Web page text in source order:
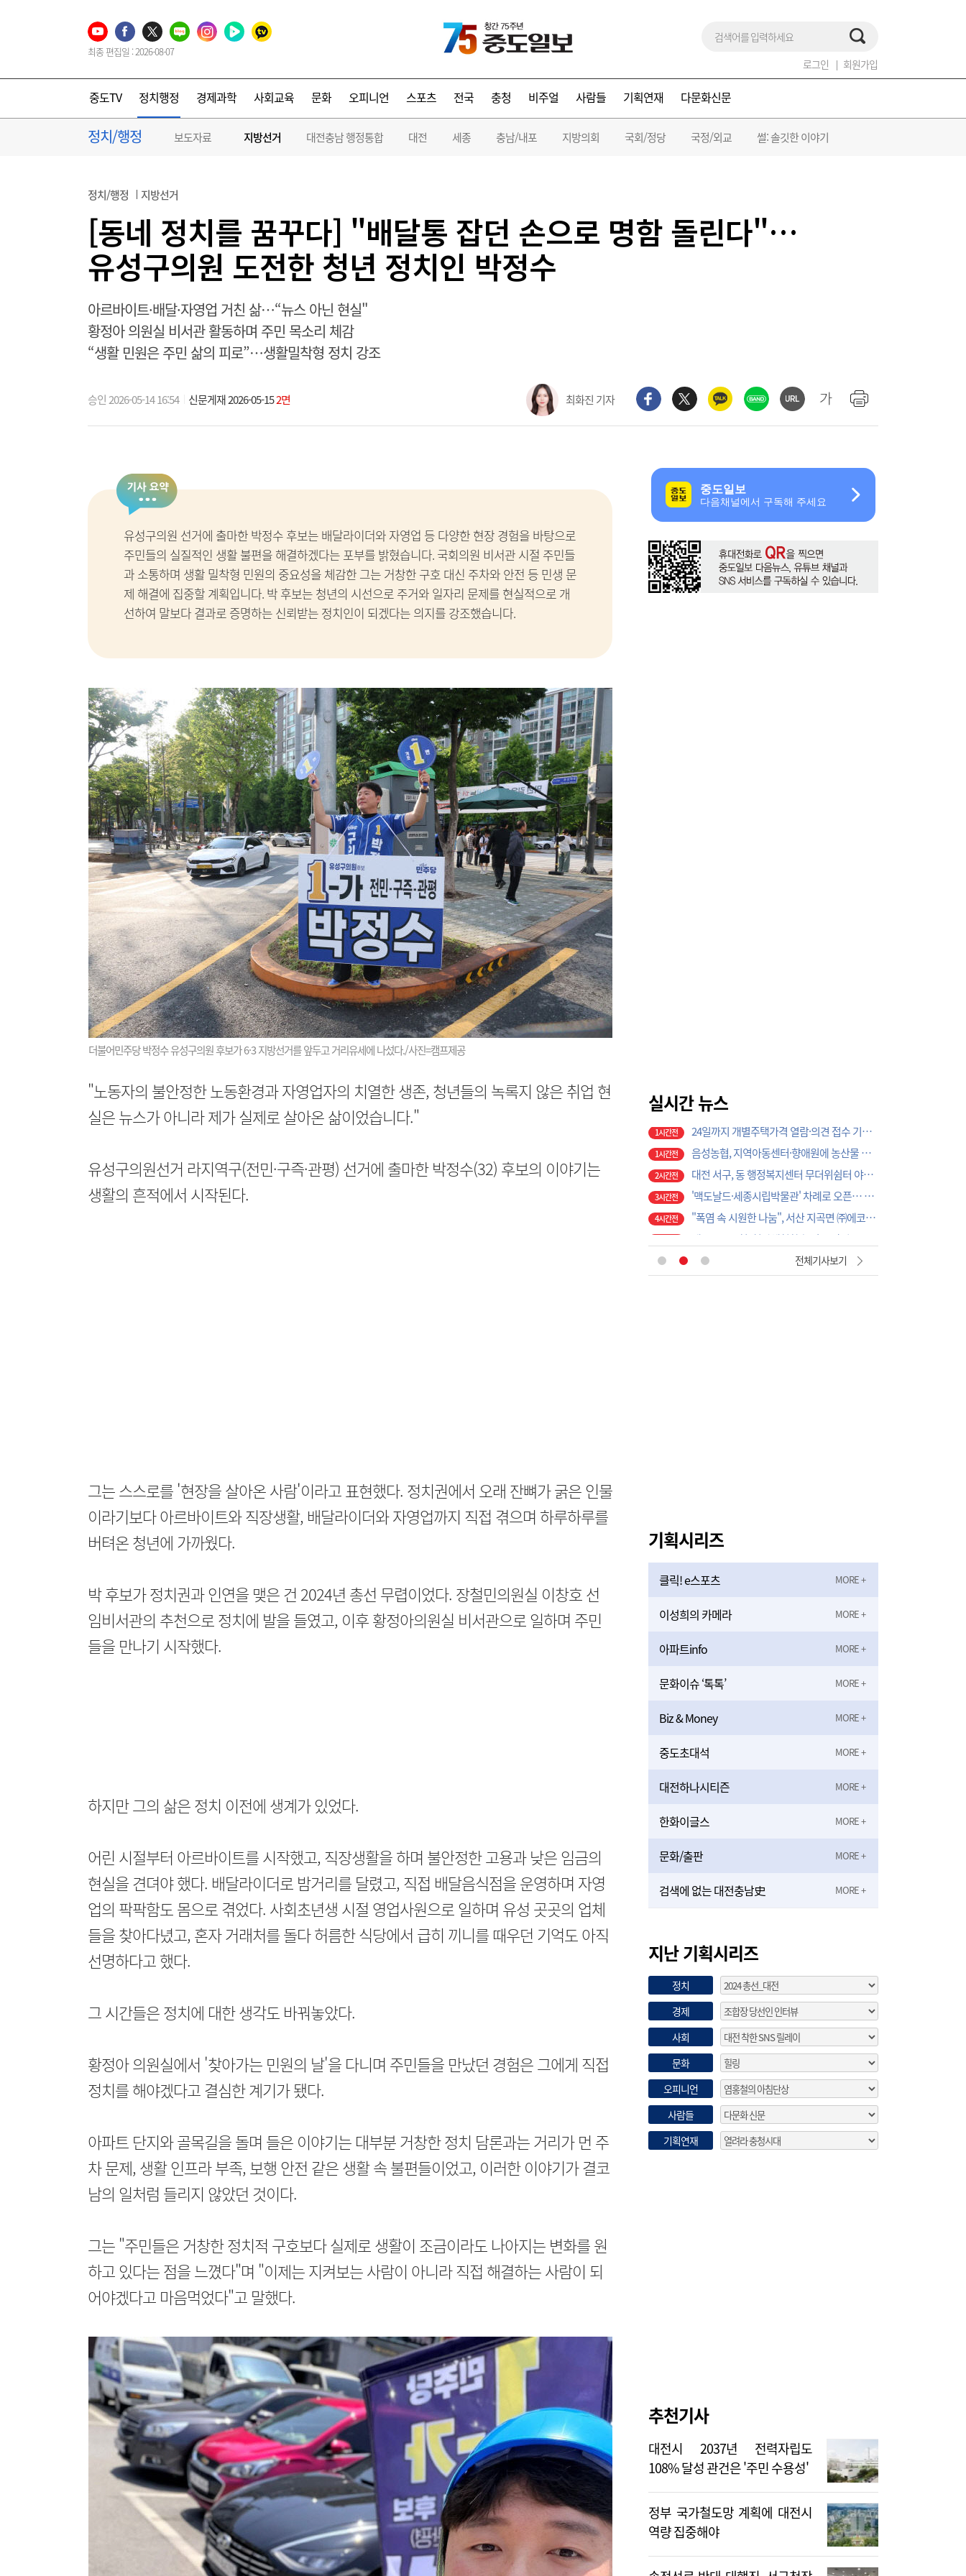
최종 편집일 : 2026-08-07
로그인 회원가입
중도TV 정치행정 경제과학 사회교육 문화 오피니언 스포츠 전국 충청 비주얼 사람들 기획연재 다문화신문
정치/행정 보도자료 지방선거 대전충남 행정통합 대전 세종 충남/내포 지방의회 국회/정당 국정/외교 썰: 솔깃한 이야기
정치/행정 지방선거
[동네 정치를 꿈꾸다] "배달통 잡던 손으로 명함 돌린다"…
유성구의원 도전한 청년 정치인 박정수
아르바이트·배달·자영업 거친 삶…“뉴스 아닌 현실"
황정아 의원실 비서관 활동하며 주민 목소리 체감
“생활 민원은 주민 삶의 피로”…생활밀착형 정치 강조
승인 2026-05-14 16:54 신문게재 2026-05-152면 최화진 기자
유성구의원 선거에 출마한 박정수 후보는 배달라이더와 자영업 등 다양한 현장 경험을 바탕으로
주민들의 실질적인 생활 불편을 해결하겠다는 포부를 밝혔습니다. 국회의원 비서관 시절 주민들
과 소통하며 생활 밀착형 민원의 중요성을 체감한 그는 거창한 구호 대신 주차와 안전 등 민생 문
제 해결에 집중할 계획입니다. 박 후보는 청년의 시선으로 주거와 일자리 문제를 현실적으로 개
선하여 말보다 결과로 증명하는 신뢰받는 정치인이 되겠다는 의지를 강조했습니다.
더불어민주당 박정수 유성구의원 후보가 6·3 지방선거를 앞두고 거리유세에 나섰다./사진=캠프제공
"노동자의 불안정한 노동환경과 자영업자의 치열한 생존, 청년들의 녹록지 않은 취업 현
실은 뉴스가 아니라 제가 실제로 살아온 삶이었습니다."
유성구의원선거 라지역구(전민·구즉·관평) 선거에 출마한 박정수(32) 후보의 이야기는
생활의 흔적에서 시작된다.
그는 스스로를 '현장을 살아온 사람'이라고 표현했다. 정치권에서 오래 잔뼈가 굵은 인물
이라기보다 아르바이트와 직장생활, 배달라이더와 자영업까지 직접 겪으며 하루하루를
버텨온 청년에 가까웠다.
박 후보가 정치권과 인연을 맺은 건 2024년 총선 무렵이었다. 장철민의원실 이창호 선
임비서관의 추천으로 정치에 발을 들였고, 이후 황정아의원실 비서관으로 일하며 주민
들을 만나기 시작했다.
하지만 그의 삶은 정치 이전에 생계가 있었다.
어린 시절부터 아르바이트를 시작했고, 직장생활을 하며 불안정한 고용과 낮은 임금의
현실을 견뎌야 했다. 배달라이더로 밤거리를 달렸고, 직접 배달음식점을 운영하며 자영
업의 팍팍함도 몸으로 겪었다. 사회초년생 시절 영업사원으로 일하며 유성 곳곳의 업체
들을 찾아다녔고, 혼자 거래처를 돌다 허름한 식당에서 급히 끼니를 때우던 기억도 아직
선명하다고 했다.
그 시간들은 정치에 대한 생각도 바꿔놓았다.
황정아 의원실에서 '찾아가는 민원의 날'을 다니며 주민들을 만났던 경험은 그에게 직접
정치를 해야겠다고 결심한 계기가 됐다.
아파트 단지와 골목길을 돌며 들은 이야기는 대부분 거창한 정치 담론과는 거리가 먼 주
차 문제, 생활 인프라 부족, 보행 안전 같은 생활 속 불편들이었고, 이러한 이야기가 결코
남의 일처럼 들리지 않았던 것이다.
그는 "주민들은 거창한 정치적 구호보다 실제로 생활이 조금이라도 나아지는 변화를 원
하고 있다는 점을 느꼈다"며 "이제는 지켜보는 사람이 아니라 직접 해결하는 사람이 되
어야겠다고 마음먹었다"고 말했다.
실시간 뉴스
1시간전
1시간전
2시간전
3시간전
4시간전
4시간전 제주도교육청, 현장체험학습 외부 안전요원 연수비 최대 100명 지원
45분전 "책 한 권이 아이들의 꿈을 키웠다", 서산어린이도서관, 독서문화 프로젝트 성황리 마무리
48분전
전체기사보기
기획시리즈
클릭! e스포츠
이성희의 카메라
아파트info
문화이슈 ‘톡톡’
Biz & Money
중도초대석
대전하나시티즌
한화이글스
문화/출판
검색에 없는 대전충남史
지난 기획시리즈
정치
경제
사회
문화
오피니언
사람들
기획연재
추천기사
대전시 2037년 전력자립도
108% 달성 관건은 '주민 수용성'
정부 국가철도망 계획에 대전시
역량 집중해야